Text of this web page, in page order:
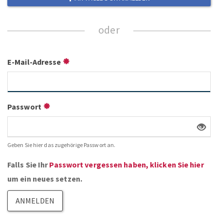
E-Mail-Adresse
Passwort
Geben Sie hier das zugehörige Passwort an.
Falls Sie IhrPasswort vergessen haben, klicken Sie hier
um ein neues setzen.
ANMELDEN